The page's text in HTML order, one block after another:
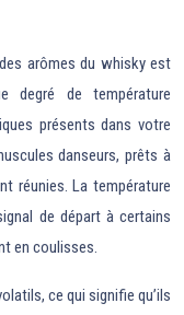
arômes du whisky est
degré de température
présents dans votre
danseurs, prêts à
réunies. La température
de départ à certains
en coulisses.
ce qui signifie qu’ils